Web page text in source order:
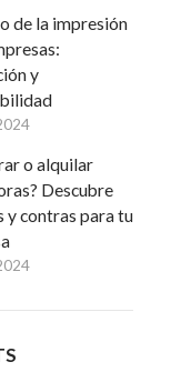
de la impresión
y
o alquilar
Descubre
y contras para tu